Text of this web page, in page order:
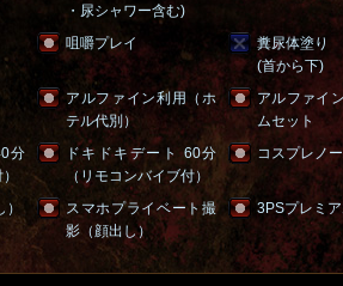
・尿シャワー含む)
咀嚼プレイ
糞尿体塗り
(首から下)
アルファイン利用（ホ
テル代別）
アルファイ
ムセット
分
ドキドキデート 60分
（リモコンバイブ付）
コスプレノ
スマホプライベート撮
影（顔出し）
3PSプレミ